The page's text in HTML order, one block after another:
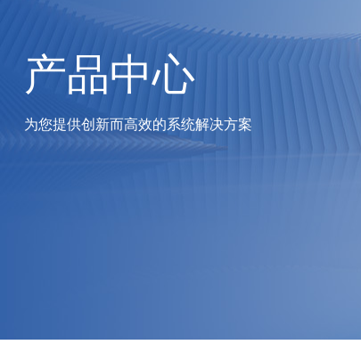
产品中心
为您提供创新而高效的系统解决方案